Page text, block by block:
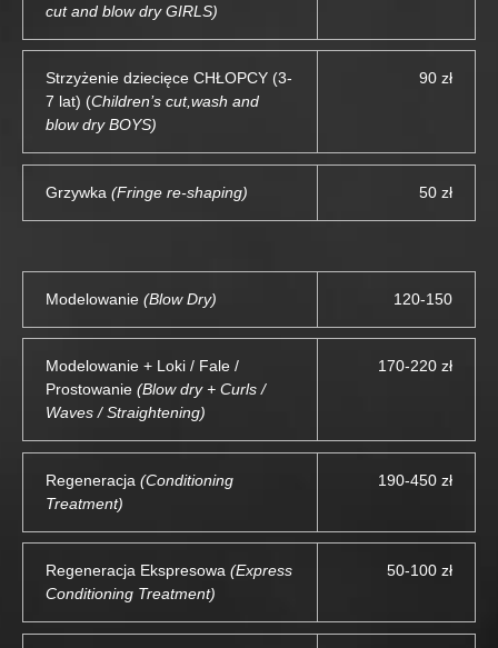
cut and blow dry GIRLS)
Strzyżenie dziecięce CHŁOPCY (3-
7 lat) (Children’s cut,wash and
blow dry BOYS)
90 zł
Grzywka (Fringe re-shaping) 50 zł
Modelowanie (Blow Dry) 120-150
Modelowanie + Loki / Fale /
Prostowanie (Blow dry + Curls /
Waves / Straightening)
170-220 zł
Regeneracja (Conditioning
Treatment)
190-450 zł
Regeneracja Ekspresowa (Express
Conditioning Treatment)
50-100 zł